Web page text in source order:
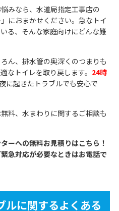
みなら、水道局指定工事店の
」におまかせください。急なトイ
る、そんな家庭向けにどんな難
ん、排水管の奥深くのつまりも
なトイレを取り戻します。 24時
に起きたトラブルでも安心で
料、水まわりに関するご相談も
ーへの無料お見積りはこちら！
急対応が必要なときはお電話で
ルに関するよくある